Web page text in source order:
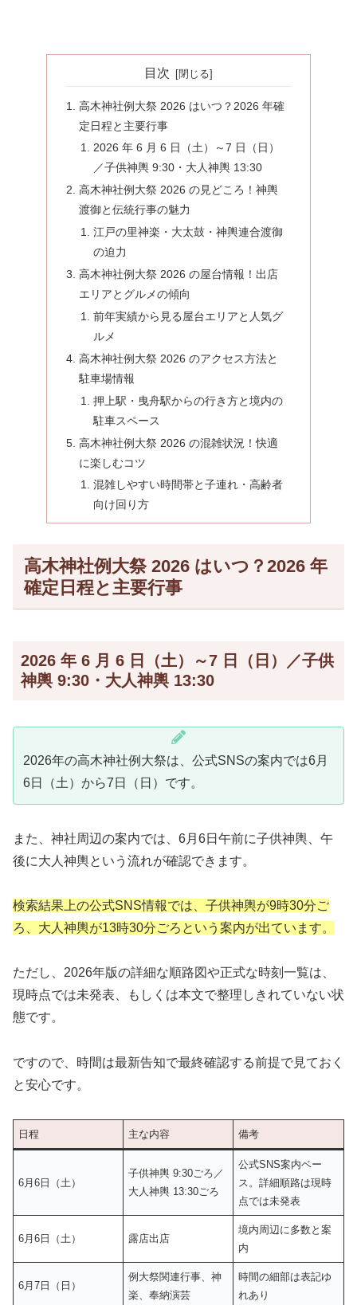
目次
高木神社例大祭 2026 はいつ？2026 年確
定日程と主要行事
2026 年 6 月 6 日（土）～7 日（日）
／子供神輿 9:30・大人神輿 13:30
高木神社例大祭 2026 の見どころ！神輿
渡御と伝統行事の魅力
江戸の里神楽・大太鼓・神輿連合渡御
の迫力
高木神社例大祭 2026 の屋台情報！出店
エリアとグルメの傾向
前年実績から見る屋台エリアと人気グ
ルメ
高木神社例大祭 2026 のアクセス方法と
駐車場情報
押上駅・曳舟駅からの行き方と境内の
駐車スペース
高木神社例大祭 2026 の混雑状況！快適
に楽しむコツ
混雑しやすい時間帯と子連れ・高齢者
向け回り方
高木神社例大祭 2026 はいつ？2026 年
確定日程と主要行事
2026 年 6 月 6 日（土）～7 日（日）／子供
神輿 9:30・大人神輿 13:30
2026年の高木神社例大祭は、公式SNSの案内では6月
6日（土）から7日（日）です。
また、神社周辺の案内では、6月6日午前に子供神輿、午
後に大人神輿という流れが確認できます。
検索結果上の公式SNS情報では、子供神輿が9時30分ご
ろ、大人神輿が13時30分ごろという案内が出ています。
ただし、2026年版の詳細な順路図や正式な時刻一覧は、
現時点では未発表、もしくは本文で整理しきれていない状
態です。
ですので、時間は最新告知で最終確認する前提で見ておく
と安心です。
日程 主な内容 備考
6月6日（土）
子供神輿 9:30ごろ／
大人神輿 13:30ごろ
公式SNS案内ベー
ス。詳細順路は現時
点では未発表
6月6日（土） 露店出店
境内周辺に多数と案
内
6月7日（日）
例大祭関連行事、神
楽、奉納演芸
時間の細部は表記ゆ
れあり